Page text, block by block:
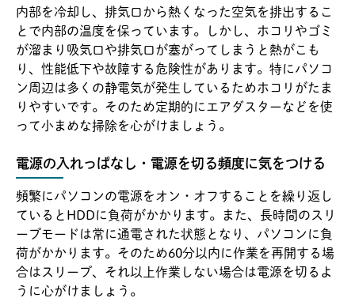
内部を冷却し、排気口から熱くなった空気を排出するこ
とで内部の温度を保っています。しかし、ホコリやゴミ
が溜まり吸気口や排気口が塞がってしまうと熱がこも
り、性能低下や故障する危険性があります。特にパソコ
ン周辺は多くの静電気が発生しているためホコリがたま
りやすいです。そのため定期的にエアダスターなどを使
って小まめな掃除を心がけましょう。
電源の入れっぱなし・電源を切る頻度に気をつける
頻繁にパソコンの電源をオン・オフすることを繰り返し
ているとHDDに負荷がかかります。また、長時間のスリ
ープモードは常に通電された状態となり、パソコンに負
荷がかかります。そのため60分以内に作業を再開する場
合はスリープ、それ以上作業しない場合は電源を切るよ
うに心がけましょう。